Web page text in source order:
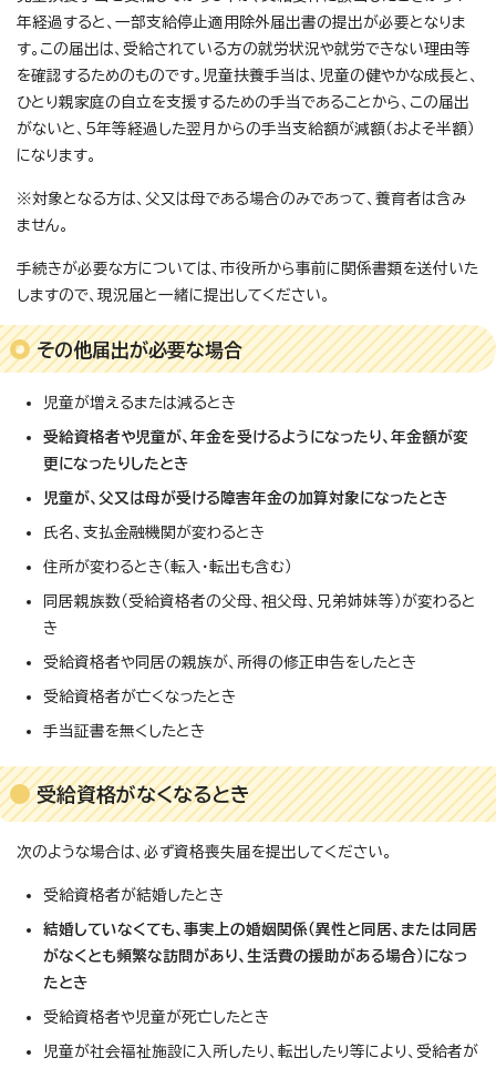
年経過すると、一部支給停止適用除外届出書の提出が必要となりま
す。この届出は、受給されている方の就労状況や就労できない理由等
を確認するためのものです。児童扶養手当は、児童の健やかな成長と、
ひとり親家庭の自立を支援するための手当であることから、この届出
がないと、5年等経過した翌月からの手当支給額が減額（およそ半額）
になります。
※対象となる方は、父又は母である場合のみであって、養育者は含み
ません。
手続きが必要な方については、市役所から事前に関係書類を送付いた
しますので、現況届と一緒に提出してください。
その他届出が必要な場合
児童が増えるまたは減るとき
受給資格者や児童が、年金を受けるようになったり、年金額が変
更になったりしたとき
児童が、父又は母が受ける障害年金の加算対象になったとき
氏名、支払金融機関が変わるとき
住所が変わるとき（転入・転出も含む）
同居親族数（受給資格者の父母、祖父母、兄弟姉妹等）が変わると
き
受給資格者や同居の親族が、所得の修正申告をしたとき
受給資格者が亡くなったとき
手当証書を無くしたとき
受給資格がなくなるとき
次のような場合は、必ず資格喪失届を提出してください。
受給資格者が結婚したとき
結婚していなくても、事実上の婚姻関係（異性と同居、または同居
がなくとも頻繁な訪問があり、生活費の援助がある場合）になっ
たとき
受給資格者や児童が死亡したとき
児童が社会福祉施設に入所したり、転出したり等により、受給者が